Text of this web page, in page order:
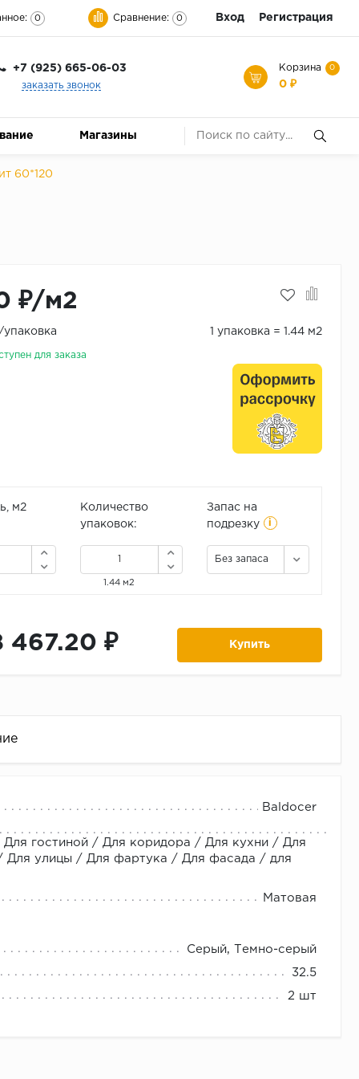
0 Сравнение: 0 Вход Регистрация
+7 (925) 665-06-03
заказать звонок
Корзина 0
0 ₽
Магазины
60*120
₽/м2
1 упаковка = 1.44 м2
для заказа
м2
Количество
упаковок:
1.44 м2
Запас на
подрезку
i
Без запаса
467.20 ₽ Купить
Baldocer
гостиной / Для коридора / Для кухни / Для
Для улицы / Для фартука / Для фасада / для
Матовая
Серый, Темно-серый
32.5
2 шт